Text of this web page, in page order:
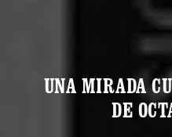
UNA MIRADA
DE